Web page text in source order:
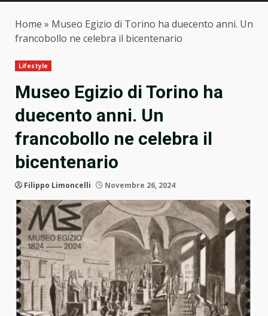
Home » Museo Egizio di Torino ha duecento anni. Un
francobollo ne celebra il bicentenario
Lifestyle
Museo Egizio di Torino ha
duecento anni. Un
francobollo ne celebra il
bicentenario
Filippo Limoncelli Novembre 26, 2024